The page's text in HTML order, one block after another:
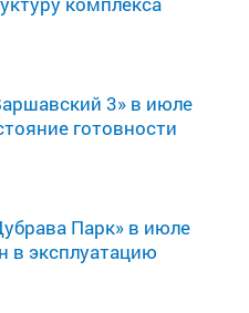
3» в июле
готовности
Парк» в июле
в эксплуатацию